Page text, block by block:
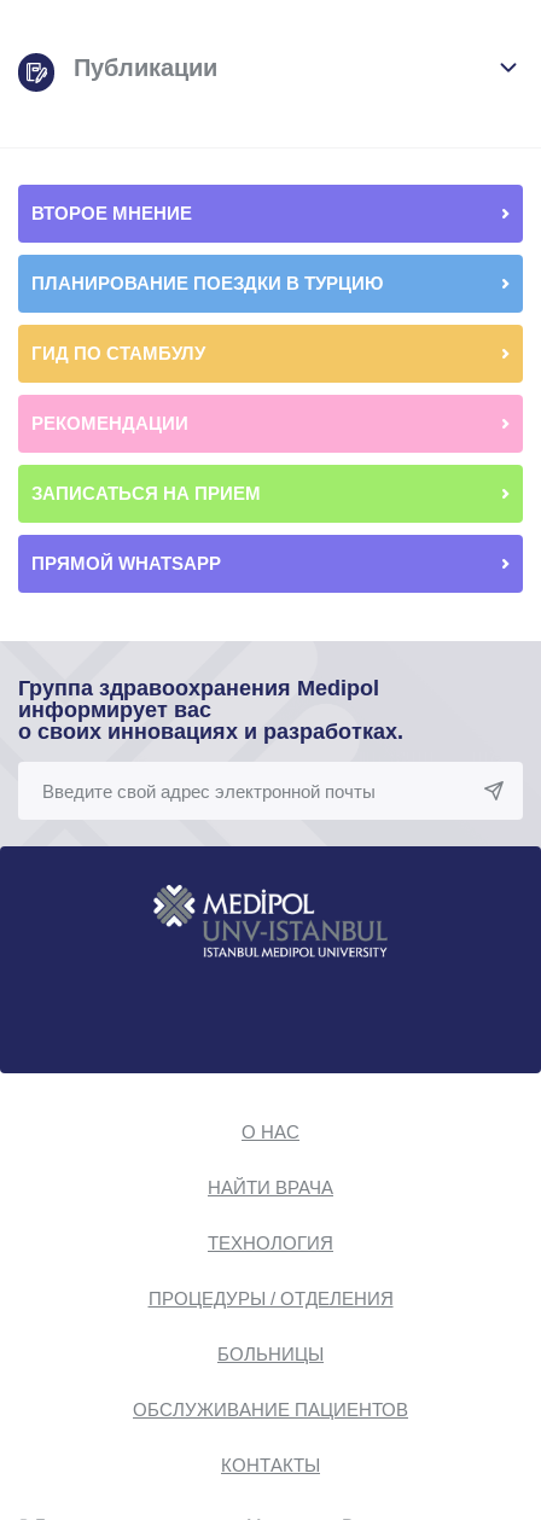
Публикации
ВТОРОЕ МНЕНИЕ
ПЛАНИРОВАНИЕ ПОЕЗДКИ В ТУРЦИЮ
ГИД ПО СТАМБУЛУ
РЕКОМЕНДАЦИИ
ЗАПИСАТЬСЯ НА ПРИЕМ
ПРЯМОЙ WHATSAPP
Группа здравоохранения Medipol
информирует вас
о своих инновациях и разработках.
О НАС
НАЙТИ ВРАЧА
ТЕХНОЛОГИЯ
ПРОЦЕДУРЫ / ОТДЕЛЕНИЯ
БОЛЬНИЦЫ
ОБСЛУЖИВАНИЕ ПАЦИЕНТОВ
КОНТАКТЫ